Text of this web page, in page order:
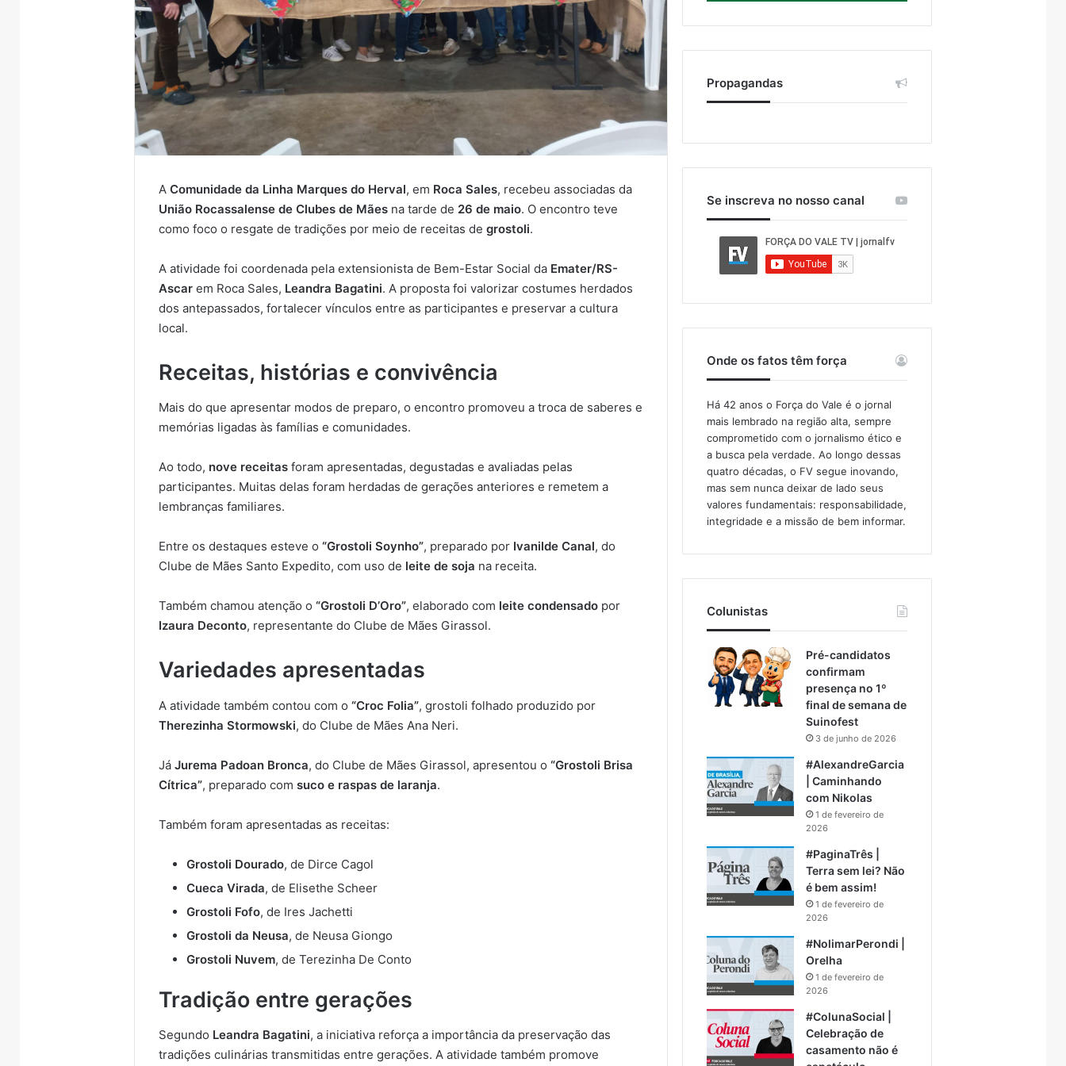
AComunidade da Linha Marques do Herval, em Roca Sales, recebeu associadas da
União Rocassalense de Clubes de Mães na tarde de 26 de maio. O encontro teve
como foco o resgate de tradições por meio de receitas degrostoli.
A atividade foi coordenada pela extensionista de Bem-Estar Social da Emater/RS-
Ascar em Roca Sales, Leandra Bagatini. A proposta foi valorizar costumes herdados
dos antepassados, fortalecer vínculos entre as participantes e preservar a cultura
local.
Receitas, histórias e convivência
Mais do que apresentar modos de preparo, o encontro promoveu a troca de saberes e
memórias ligadas às famílias e comunidades.
Ao todo, nove receitas foram apresentadas, degustadas e avaliadas pelas
participantes. Muitas delas foram herdadas de gerações anteriores e remetem a
lembranças familiares.
Entre os destaques esteve o“Grostoli Soynho”, preparado por Ivanilde Canal, do
Clube de Mães Santo Expedito, com uso de leite de soja na receita.
Também chamou atenção o“Grostoli D’Oro”, elaborado com leite condensado por
Izaura Deconto, representante do Clube de Mães Girassol.
Variedades apresentadas
A atividade também contou com o“Croc Folia”, grostoli folhado produzido por
Therezinha Stormowski, do Clube de Mães Ana Neri.
JáJurema Padoan Bronca, do Clube de Mães Girassol, apresentou o“Grostoli Brisa
Cítrica”, preparado comsuco e raspas de laranja.
Também foram apresentadas as receitas:
Grostoli Dourado, de Dirce Cagol
Cueca Virada, de Elisethe Scheer
Grostoli Fofo, de Ires Jachetti
Grostoli da Neusa, de Neusa Giongo
Grostoli Nuvem, de Terezinha De Conto
Tradição entre gerações
Segundo Leandra Bagatini, a iniciativa reforça a importância da preservação das
tradições culinárias transmitidas entre gerações. A atividade também promove
Propagandas
Se inscreva no nosso canal
Onde os fatos têm força
Há 42 anos o Força do Vale é o jornal
mais lembrado na região alta, sempre
comprometido com o jornalismo ético e
a busca pela verdade. Ao longo dessas
quatro décadas, o FV segue inovando,
mas sem nunca deixar de lado seus
valores fundamentais: responsabilidade,
integridade e a missão de bem informar.​
Colunistas
Pré-candidatos
confirmam
presença no 1º
final de semana de
Suinofest
3 de junho de 2026
#AlexandreGarcia
| Caminhando
com Nikolas
1 de fevereiro de
2026
#PaginaTrês |
Terra sem lei? Não
é bem assim!
1 de fevereiro de
2026
#NolimarPerondi |
Orelha
1 de fevereiro de
2026
#ColunaSocial |
Celebração de
casamento não é